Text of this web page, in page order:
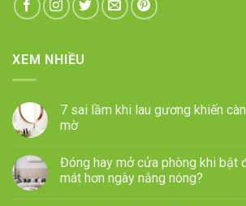
XEM NHIỀU
7 sai lầm khi lau gương khiến
mờ
Đóng hay mở cửa phòng khi bật
mát hơn ngày nắng nóng?